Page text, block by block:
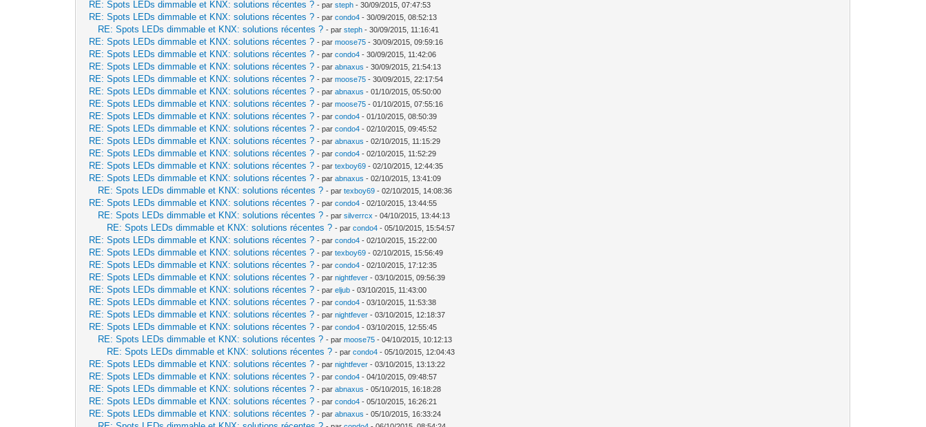
RE: Spots LEDs dimmable et KNX: solutions récentes ? - parsteph - 30/09/2015, 07:47:53
RE: Spots LEDs dimmable et KNX: solutions récentes ? - parcondo4 - 30/09/2015, 08:52:13
RE: Spots LEDs dimmable et KNX: solutions récentes ? - parsteph - 30/09/2015, 11:16:41
RE: Spots LEDs dimmable et KNX: solutions récentes ? - parmoose75 - 30/09/2015, 09:59:16
RE: Spots LEDs dimmable et KNX: solutions récentes ? - parcondo4 - 30/09/2015, 11:42:06
RE: Spots LEDs dimmable et KNX: solutions récentes ? - parabnaxus - 30/09/2015, 21:54:13
RE: Spots LEDs dimmable et KNX: solutions récentes ? - parmoose75 - 30/09/2015, 22:17:54
RE: Spots LEDs dimmable et KNX: solutions récentes ? - parabnaxus - 01/10/2015, 05:50:00
RE: Spots LEDs dimmable et KNX: solutions récentes ? - parmoose75 - 01/10/2015, 07:55:16
RE: Spots LEDs dimmable et KNX: solutions récentes ? - parcondo4 - 01/10/2015, 08:50:39
RE: Spots LEDs dimmable et KNX: solutions récentes ? - parcondo4 - 02/10/2015, 09:45:52
RE: Spots LEDs dimmable et KNX: solutions récentes ? - parabnaxus - 02/10/2015, 11:15:29
RE: Spots LEDs dimmable et KNX: solutions récentes ? - parcondo4 - 02/10/2015, 11:52:29
RE: Spots LEDs dimmable et KNX: solutions récentes ? - partexboy69 - 02/10/2015, 12:44:35
RE: Spots LEDs dimmable et KNX: solutions récentes ? - parabnaxus - 02/10/2015, 13:41:09
RE: Spots LEDs dimmable et KNX: solutions récentes ? - partexboy69 - 02/10/2015, 14:08:36
RE: Spots LEDs dimmable et KNX: solutions récentes ? - parcondo4 - 02/10/2015, 13:44:55
RE: Spots LEDs dimmable et KNX: solutions récentes ? - parsilverrcx - 04/10/2015, 13:44:13
RE: Spots LEDs dimmable et KNX: solutions récentes ? - parcondo4 - 05/10/2015, 15:54:57
RE: Spots LEDs dimmable et KNX: solutions récentes ? - parcondo4 - 02/10/2015, 15:22:00
RE: Spots LEDs dimmable et KNX: solutions récentes ? - partexboy69 - 02/10/2015, 15:56:49
RE: Spots LEDs dimmable et KNX: solutions récentes ? - parcondo4 - 02/10/2015, 17:12:35
RE: Spots LEDs dimmable et KNX: solutions récentes ? - parnightfever - 03/10/2015, 09:56:39
RE: Spots LEDs dimmable et KNX: solutions récentes ? - pareljub - 03/10/2015, 11:43:00
RE: Spots LEDs dimmable et KNX: solutions récentes ? - parcondo4 - 03/10/2015, 11:53:38
RE: Spots LEDs dimmable et KNX: solutions récentes ? - parnightfever - 03/10/2015, 12:18:37
RE: Spots LEDs dimmable et KNX: solutions récentes ? - parcondo4 - 03/10/2015, 12:55:45
RE: Spots LEDs dimmable et KNX: solutions récentes ? - parmoose75 - 04/10/2015, 10:12:13
RE: Spots LEDs dimmable et KNX: solutions récentes ? - parcondo4 - 05/10/2015, 12:04:43
RE: Spots LEDs dimmable et KNX: solutions récentes ? - parnightfever - 03/10/2015, 13:13:22
RE: Spots LEDs dimmable et KNX: solutions récentes ? - parcondo4 - 04/10/2015, 09:48:57
RE: Spots LEDs dimmable et KNX: solutions récentes ? - parabnaxus - 05/10/2015, 16:18:28
RE: Spots LEDs dimmable et KNX: solutions récentes ? - parcondo4 - 05/10/2015, 16:26:21
RE: Spots LEDs dimmable et KNX: solutions récentes ? - parabnaxus - 05/10/2015, 16:33:24